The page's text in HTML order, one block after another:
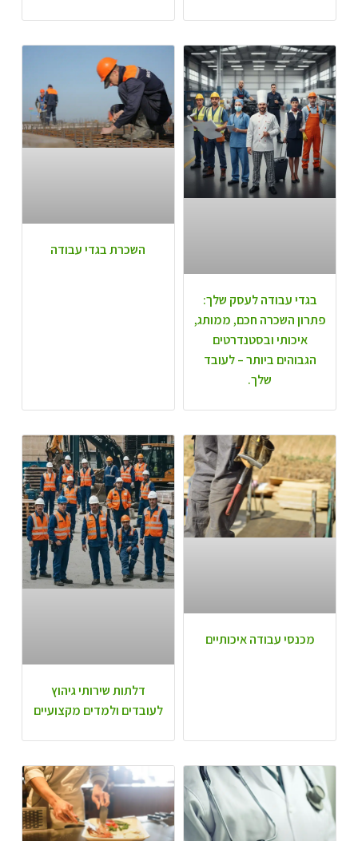
בגדי עבודה לעסק שלך:
פתרון השכרה חכם, ממותג,
איכותי ובסטנדרטים
הגבוהים ביותר – לעובד
שלך.
השכרת בגדי עבודה
מכנסי עבודה איכותיים
דלתות שירותי גיהוץ
לעובדים ולמדים מקצועיים